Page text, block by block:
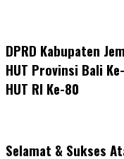
DPRD Kabupaten
HUT Provinsi Bali
HUT RI Ke-80
Selamat & Sukses